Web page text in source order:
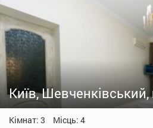
Київ,
Кімнат: 3 Місць: 4